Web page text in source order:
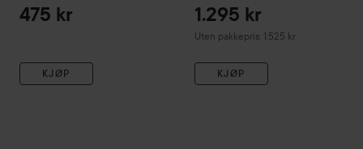
475 kr
KJØP
1.295 kr
Uten pakkepris: 1.525 kr
KJØP